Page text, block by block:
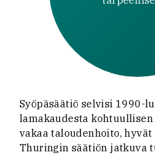
Syöpäsäätiö selvisi 1990-
lamakaudesta kohtuullisen
vakaa taloudenhoito,
Thuringin säätiön jatkuva